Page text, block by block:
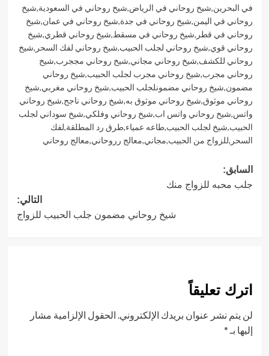
في البحرين,شيخ روحاني في الرياض,شيخ روحاني في السعودية,شيخ
روحاني في اليمن,شيخ روحاني في جدة,شيخ روحاني في عمان,شيخ
روحاني في قطر ,شيخ روحاني في مسقط,شيخ روحاني قطري,شيخ
روحاني قوي,شيخ روحاني لجلب الحبيب,شيخ روحاني لفك السحر ,شيخ
روحاني للكشف,شيخ روحاني مجاني,شيخ روحاني مججرب,شيخ
روحاني مجرب,شيخ روحاني مجرب لجلب الحبيب,شيخ روحاني
مضمون,شيخ روحاني مضمونلجلب الحبيب,شيخ روحاني مغربي,شيخ
روحاني موثوق,شيخ روحاني موثوق به,شيخ روحاني ناجح,شيخ روحاني
واتس,شيخ روحاني واتس اب,شيخ روحاني وفلكي,شيخ سوداني لجلب
الحبيب,شيخ لجلب الحبيب,طاعه عمياء,طرق رد المطلقة,لفك
السحر ,للزواج من الحبيب,مجاني,معالج رروحاني,معالج روحاني
تصفّح
المقالات
السابق:
جلب محبه للزواج منك
التالي:
شيخ روحاني مضمون جلب الحبيب للزواج
اترك تعليقاً
لن يتم نشر عنوان بريدك الإلكتروني. الحقول الإلزامية مشار
إليها بـ *